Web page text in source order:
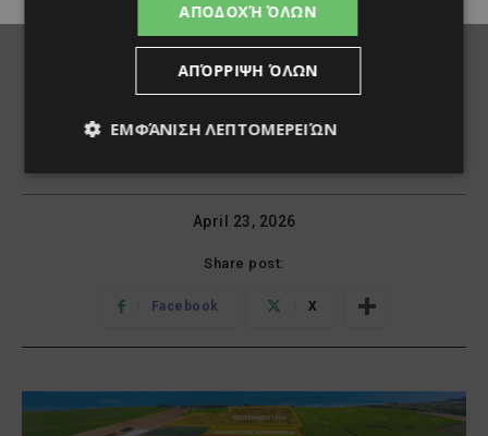
ΑΠΟΔΟΧΉ ΌΛΩΝ
ΑΠΌΡΡΙΨΗ ΌΛΩΝ
ΕΜΦΆΝΙΣΗ ΛΕΠΤΟΜΕΡΕΙΏΝ